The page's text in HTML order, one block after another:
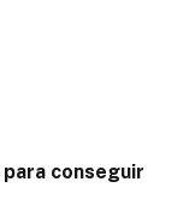
conseguir